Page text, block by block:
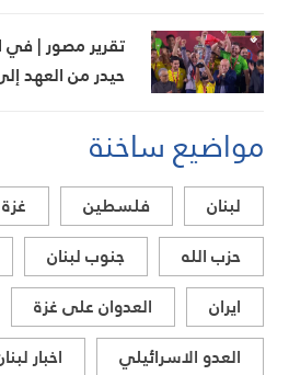
تقرير مصور | في
حيدر من العهد
مواضيع ساخنة
لبنان فلسطين
غزة
حزب الله
جنوب لبنان
ايران
العدوان على غزة
العدو الاسرائيلي
اخبار